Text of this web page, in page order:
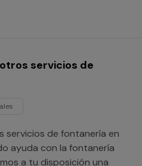
la provincia de Soria.
servicios de
servicios de fontanería en
a tu disposición una